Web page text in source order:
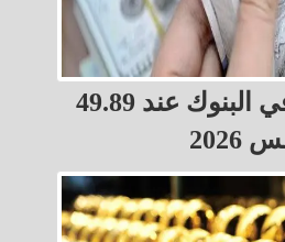
أعلى سعر للدولار في البنوك عند 49.89